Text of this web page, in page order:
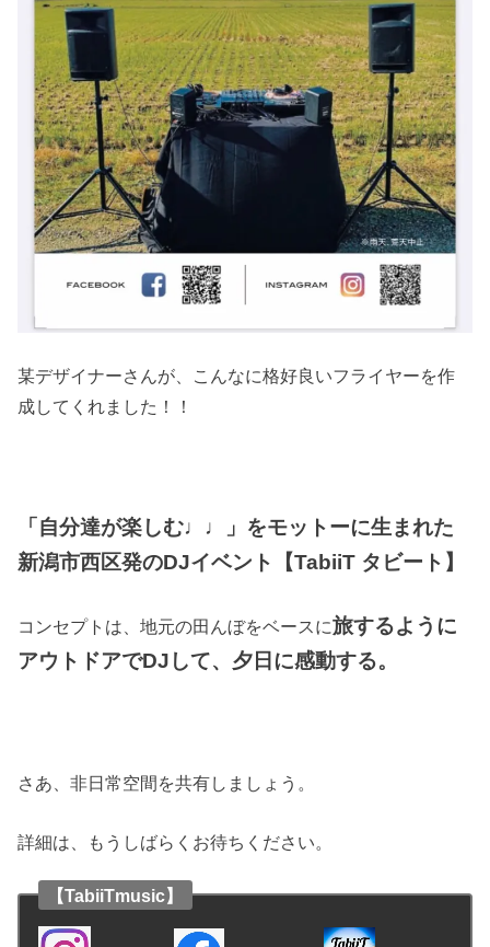
某デザイナーさんが、こんなに格好良いフライヤーを作
成してくれました！！
「自分達が楽しむ♩♩」をモットーに生まれた
新潟市西区発のDJイベント【TabiiT タビート】
コンセプトは、地元の田んぼをベースに旅するように
アウトドアでDJして、夕日に感動する。
さあ、非日常空間を共有しましょう。
詳細は、もうしばらくお待ちください。
【TabiiTmusic】